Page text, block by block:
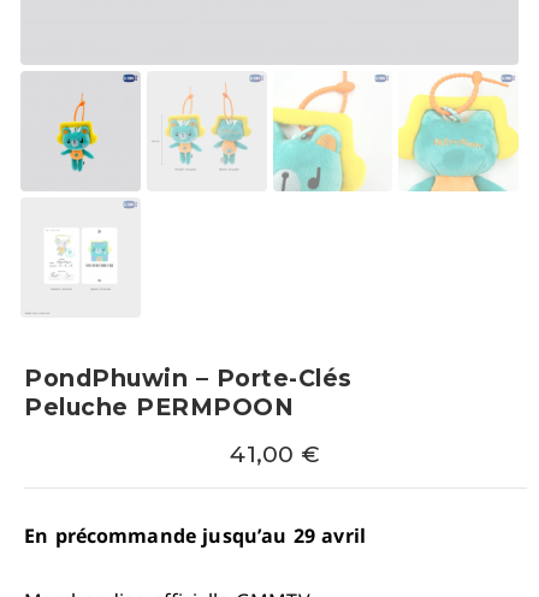
PondPhuwin – Porte-Clés
Peluche PERMPOON
41,00 €
En précommande jusqu’au 29 avril